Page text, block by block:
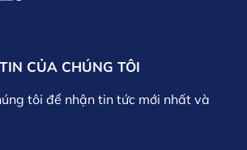
CỦA CHÚNG TÔI
tôi để nhận tin tức mới nhất và